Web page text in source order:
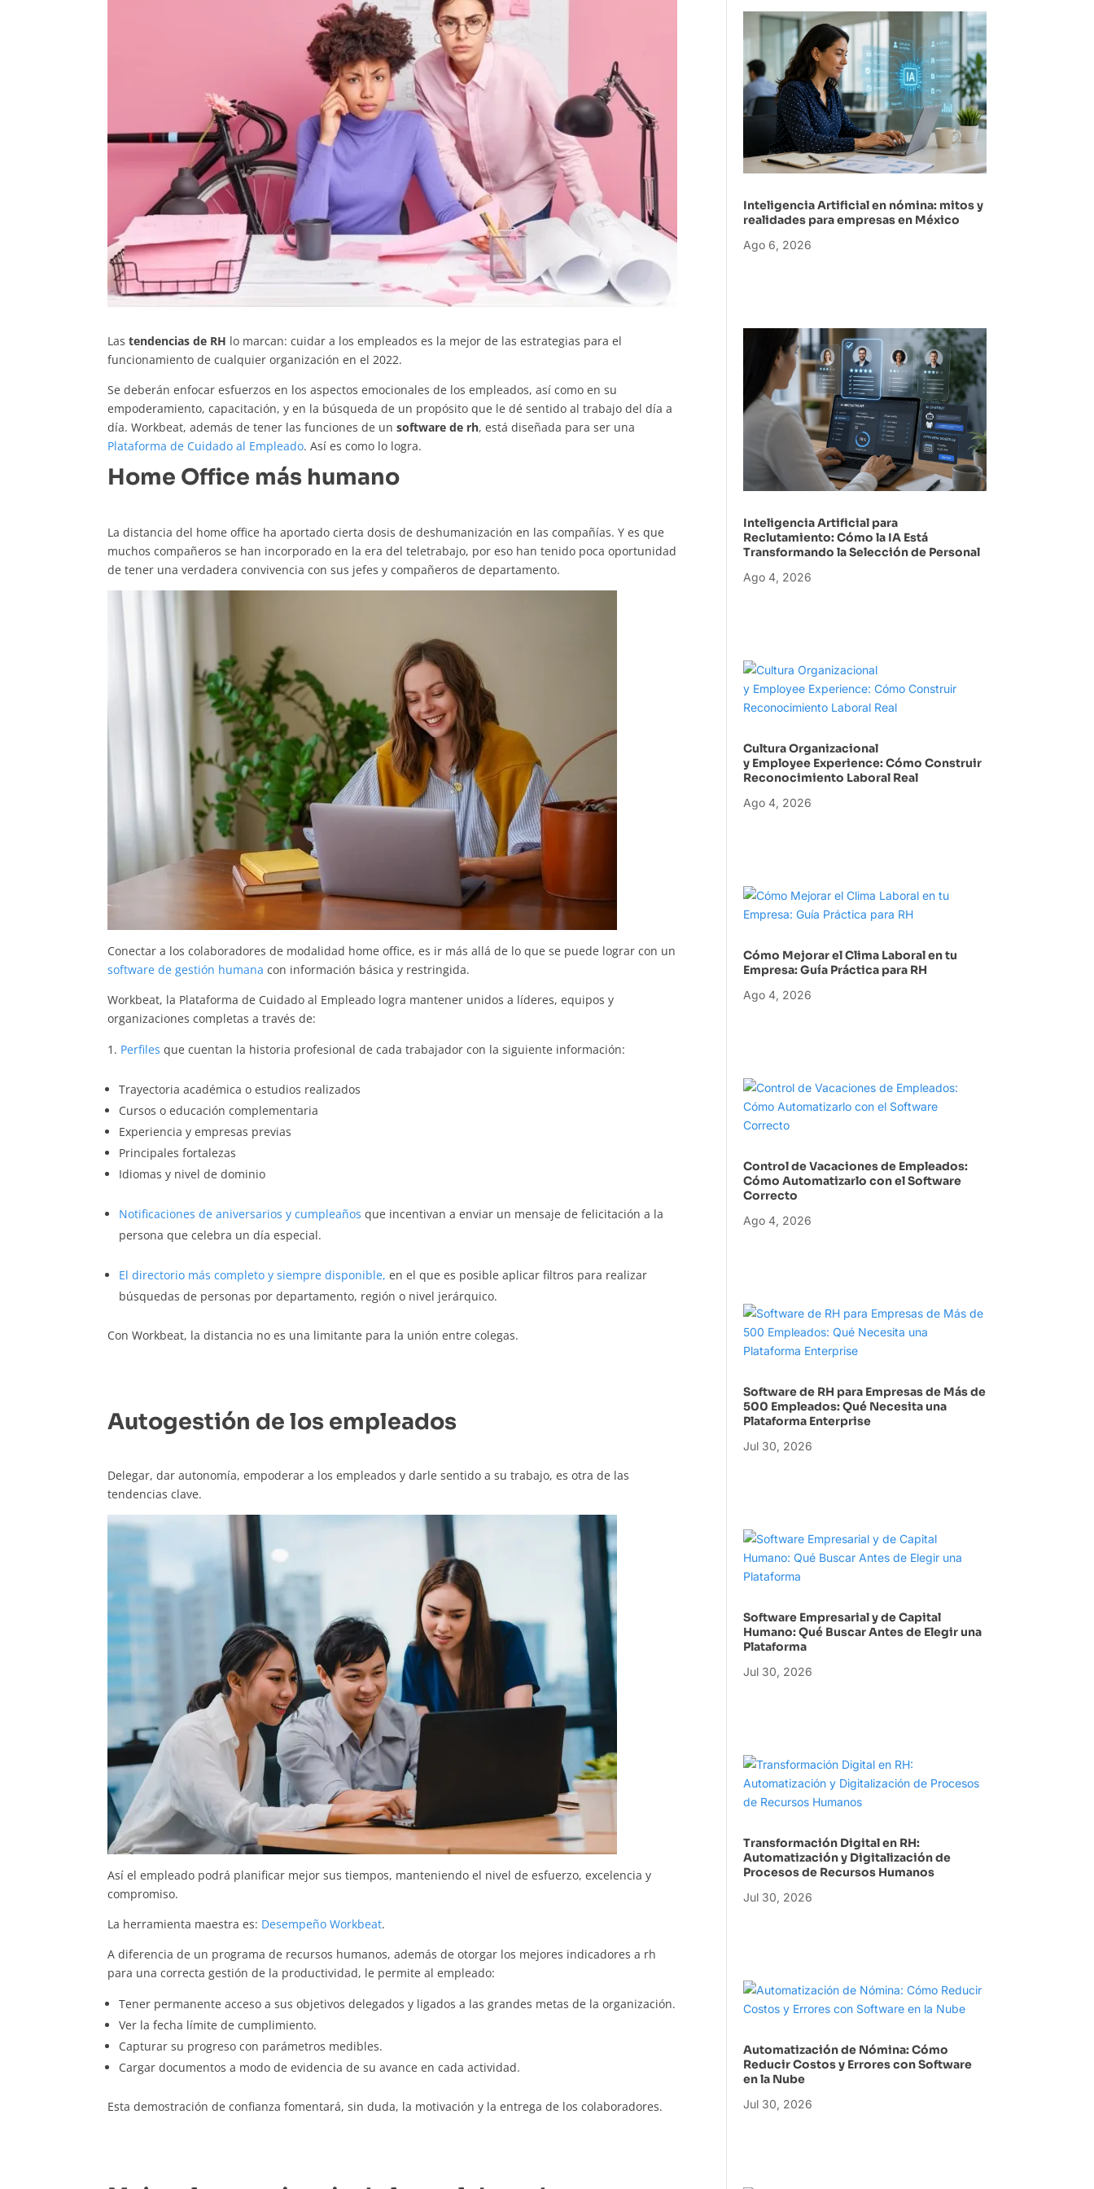
Las tendencias de RH lo marcan: cuidar a los empleados es la mejor de las estrategias para el
funcionamiento de cualquier organización en el 2022.
Se deberán enfocar esfuerzos en los aspectos emocionales de los empleados, así como en su
empoderamiento, capacitación, y en la búsqueda de un propósito que le dé sentido al trabajo del día a
día. Workbeat, además de tener las funciones de un software de rh, está diseñada para ser una
Plataforma de Cuidado al Empleado. Así es como lo logra.
Home Office más humano
La distancia del home office ha aportado cierta dosis de deshumanización en las compañías. Y es que
muchos compañeros se han incorporado en la era del teletrabajo, por eso han tenido poca oportunidad
de tener una verdadera convivencia con sus jefes y compañeros de departamento.
Conectar a los colaboradores de modalidad home office, es ir más allá de lo que se puede lograr con un
software de gestión humana con información básica y restringida.
Workbeat, la Plataforma de Cuidado al Empleado logra mantener unidos a líderes, equipos y
organizaciones completas a través de:
Perfiles que cuentan la historia profesional de cada trabajador con la siguiente información:
Trayectoria académica o estudios realizados
Cursos o educación complementaria
Experiencia y empresas previas
Principales fortalezas
Idiomas y nivel de dominio
Notificaciones de aniversarios y cumpleaños que incentivan a enviar un mensaje de felicitación a la
persona que celebra un día especial.
El directorio más completo y siempre disponible, en el que es posible aplicar filtros para realizar
búsquedas de personas por departamento, región o nivel jerárquico.
Con Workbeat, la distancia no es una limitante para la unión entre colegas.
Autogestión de los empleados
Delegar, dar autonomía, empoderar a los empleados y darle sentido a su trabajo, es otra de las
tendencias clave.
Así el empleado podrá planificar mejor sus tiempos, manteniendo el nivel de esfuerzo, excelencia y
compromiso.
La herramienta maestra es: Desempeño Workbeat.
A diferencia de un programa de recursos humanos, además de otorgar los mejores indicadores a rh
para una correcta gestión de la productividad, le permite al empleado:
Tener permanente acceso a sus objetivos delegados y ligados a las grandes metas de la organización.
Ver la fecha límite de cumplimiento.
Capturar su progreso con parámetros medibles.
Cargar documentos a modo de evidencia de su avance en cada actividad.
Esta demostración de confianza fomentará, sin duda, la motivación y la entrega de los colaboradores.
Inteligencia Artificial en nómina: mitos y
realidades para empresas en México
Ago 6, 2026
Inteligencia Artificial para
Reclutamiento: Cómo la IA Está
Transformando la Selección de Personal
Ago 4, 2026
Cultura Organizacional
y Employee Experience: Cómo Construir
Reconocimiento Laboral Real
Ago 4, 2026
Cómo Mejorar el Clima Laboral en tu
Empresa: Guía Práctica para RH
Ago 4, 2026
Control de Vacaciones de Empleados:
Cómo Automatizarlo con el Software
Correcto
Ago 4, 2026
Software de RH para Empresas de Más de
500 Empleados: Qué Necesita una
Plataforma Enterprise
Jul 30, 2026
Software Empresarial y de Capital
Humano: Qué Buscar Antes de Elegir una
Plataforma
Jul 30, 2026
Transformación Digital en RH:
Automatización y Digitalización de
Procesos de Recursos Humanos
Jul 30, 2026
Automatización de Nómina: Cómo
Reducir Costos y Errores con Software
en la Nube
Jul 30, 2026